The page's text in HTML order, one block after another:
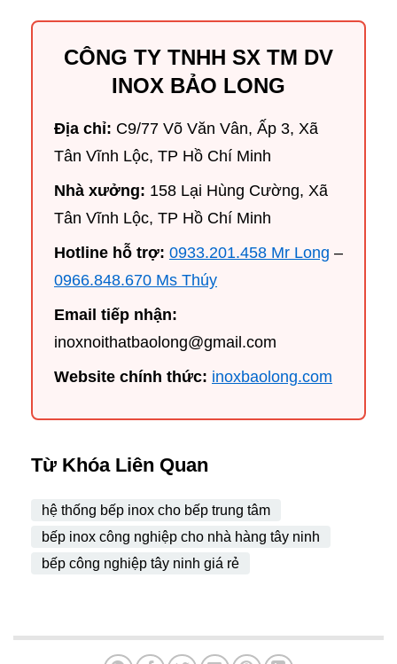
CÔNG TY TNHH SX TM DV
INOX BẢO LONG
Địa chỉ: C9/77 Võ Văn Vân, Ấp 3, Xã
Tân Vĩnh Lộc, TP Hồ Chí Minh
Nhà xưởng: 158 Lại Hùng Cường, Xã
Tân Vĩnh Lộc, TP Hồ Chí Minh
Hotline hỗ trợ: 0933.201.458 Mr Long –
0966.848.670 Ms Thúy
Email tiếp nhận:
inoxnoithatbaolong@gmail.com
Website chính thức: inoxbaolong.com
Từ Khóa Liên Quan
hệ thống bếp inox cho bếp trung tâm
bếp inox công nghiệp cho nhà hàng tây ninh
bếp công nghiệp tây ninh giá rẻ